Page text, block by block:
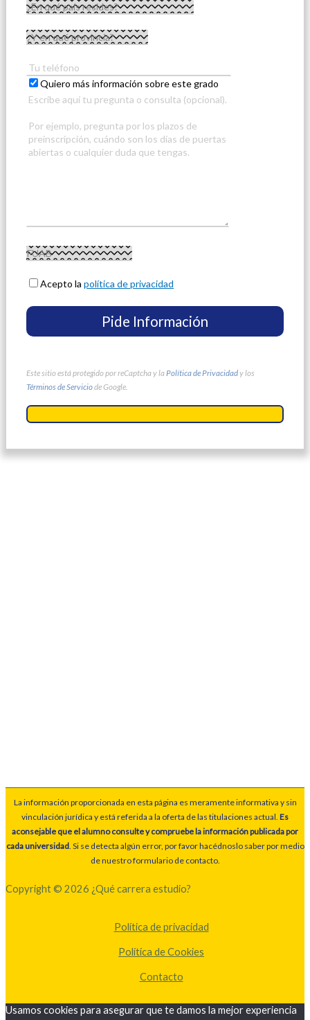
Quiero más información sobre este grado
Acepto lapolítica de privacidad
Este sitio está protegido por reCaptcha y la Política de Privacidady los
Términos de Serviciode Google.
La información proporcionada en esta página es meramente informativa y sin
vinculación jurídica y está referida a la oferta de las titulaciones actual. Es
aconsejable que el alumno consulte y compruebe la información publicada por
cada universidad. Si se detecta algún error, por favor hacédnoslo saber por medio
de nuestro formulario de contacto.
Copyright © 2026 ¿Qué carrera estudio?
Política de privacidad
Política de Cookies
Contacto
Usamos cookies para asegurar que te damos la mejor experiencia